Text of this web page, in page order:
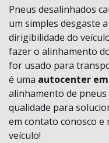
Pneus desalinhados
um simples desgaste
dirigibilidade do
fazer o alinhamento
for usado para
é uma autocenter em
alinhamento de
qualidade para
em contato conosco e
veículo!